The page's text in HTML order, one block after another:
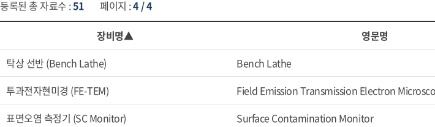
등록된 총 자료수 :51 페이지 :4 / 4
장비명▲ 영문명
탁상 선반 (Bench Lathe)
Bench Lathe
투과전자현미경 (FE-TEM)
Field Emission Transmission Electron
표면오염 측정기 (SC Monitor)
Surface Contamination Monitor